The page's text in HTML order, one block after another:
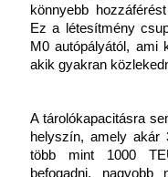
könnyebb
Ez a létesítmény
M0 autópályától, ami
akik gyakran
A tárolókapacitásra
helyszín, amely akár
több mint 1000
befogadni, nagyobb